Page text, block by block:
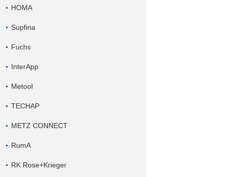
HOMA
Supfina
Fuchs
InterApp
Metool
TECHAP
METZ CONNECT
RumA
RK Rose+Krieger